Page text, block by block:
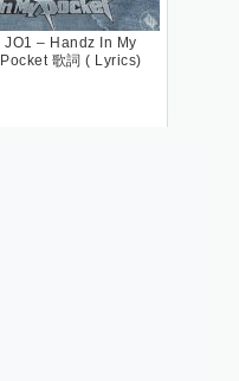
JO1 – Handz In My
Pocket 歌詞 ( Lyrics)